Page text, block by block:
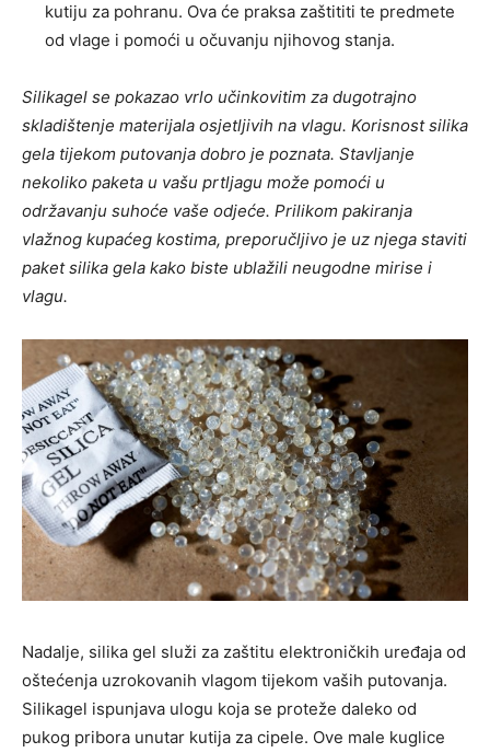
kutiju za pohranu. Ova će praksa zaštititi te predmete
od vlage i pomoći u očuvanju njihovog stanja.
Silikagel se pokazao vrlo učinkovitim za dugotrajno
skladištenje materijala osjetljivih na vlagu. Korisnost silika
gela tijekom putovanja dobro je poznata. Stavljanje
nekoliko paketa u vašu prtljagu može pomoći u
održavanju suhoće vaše odjeće. Prilikom pakiranja
vlažnog kupaćeg kostima, preporučljivo je uz njega staviti
paket silika gela kako biste ublažili neugodne mirise i
vlagu.
Nadalje, silika gel služi za zaštitu elektroničkih uređaja od
oštećenja uzrokovanih vlagom tijekom vaših putovanja.
Silikagel ispunjava ulogu koja se proteže daleko od
pukog pribora unutar kutija za cipele. Ove male kuglice